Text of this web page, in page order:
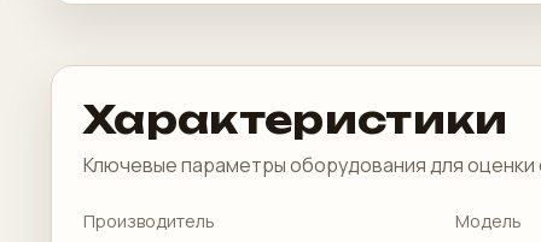
Характеристики
Ключевые параметры оборудования для
Производитель Модель